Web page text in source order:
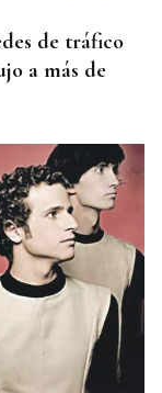
de tráfico
a más de